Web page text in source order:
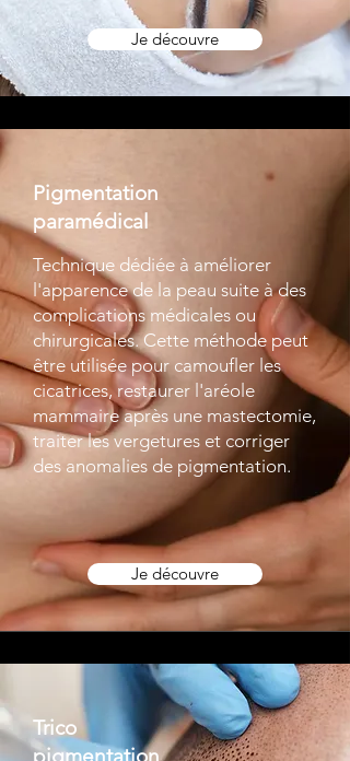
Je découvre
Pigmentation
paramédical
Technique dédiée à améliorer
l'apparence de la peau suite à des
complications médicales ou
chirurgicales. Cette méthode peut
être utilisée pour camoufler les
cicatrices, restaurer l'aréole
mammaire après une mastectomie,
traiter les vergetures et corriger
des anomalies de pigmentation.
Je découvre
Trico
pigmentation